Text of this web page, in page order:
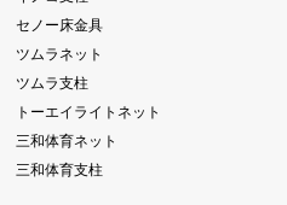
セノー床金具
ツムラネット
ツムラ支柱
トーエイライトネット
三和体育ネット
三和体育支柱